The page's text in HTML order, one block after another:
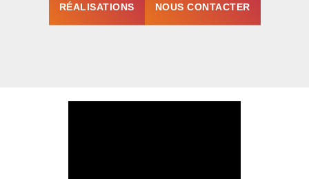
RÉALISATIONS NOUS CONTACTER